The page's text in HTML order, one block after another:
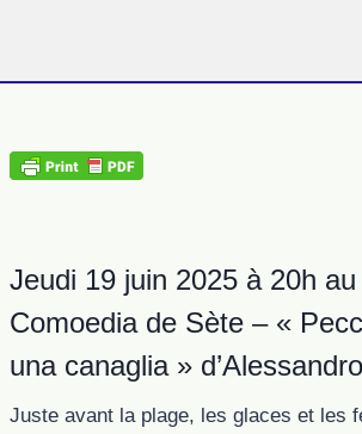
Jeudi 19 juin 2025 à 20h
Comoedia de Sète – «
una canaglia »
Juste avant la plage, les glaces et les